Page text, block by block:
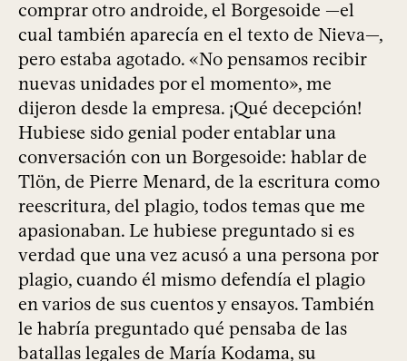
comprar otro androide, el Borgesoide —el
cual también aparecía en el texto de Nieva—,
pero estaba agotado. «No pensamos recibir
nuevas unidades por el momento», me
dijeron desde la empresa. ¡Qué decepción!
Hubiese sido genial poder entablar una
conversación con un Borgesoide: hablar de
Tlön, de Pierre Menard, de la escritura como
reescritura, del plagio, todos temas que me
apasionaban. Le hubiese preguntado si es
verdad que una vez acusó a una persona por
plagio, cuando él mismo defendía el plagio
en varios de sus cuentos y ensayos. También
le habría preguntado qué pensaba de las
batallas legales de María Kodama, su